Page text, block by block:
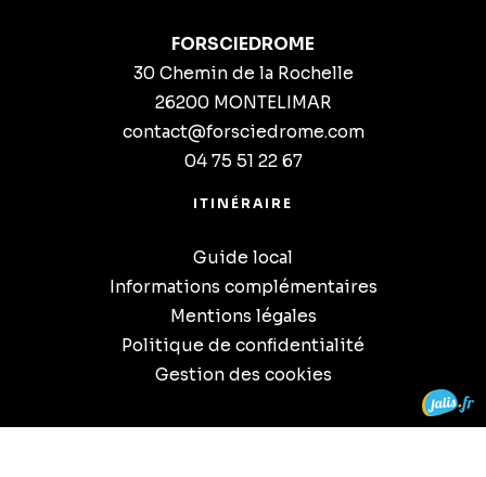
FORSCIEDROME
30 Chemin de la Rochelle
26200 MONTELIMAR
contact@forsciedrome.com
04 75 51 22 67
ITINÉRAIRE
Guide local
Informations complémentaires
Mentions légales
Politique de confidentialité
Gestion des cookies